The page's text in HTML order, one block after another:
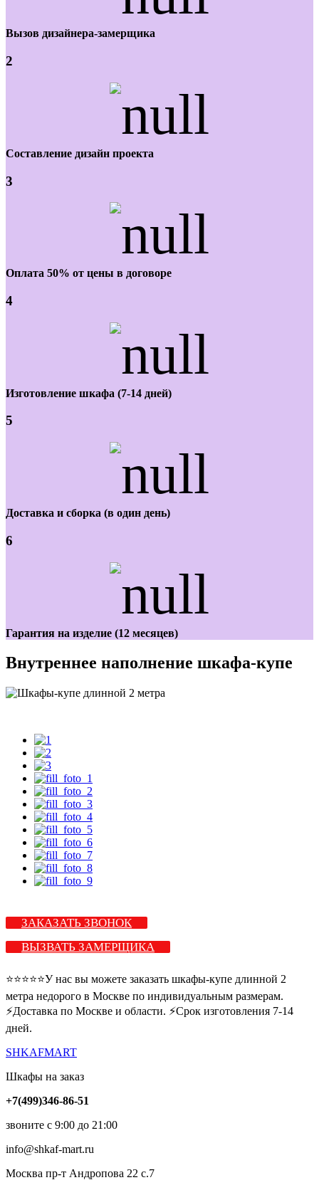
Вызов дизайнера-замерщика
2
Составление дизайн проекта
3
Оплата 50% от цены в договоре
4
Изготовление шкафа (7-14 дней)
5
Доставка и сборка (в один день)
6
Гарантия на изделие (12 месяцев)
Внутреннее наполнение шкафа-купе
ЗАКАЗАТЬ ЗВОНОК
ВЫЗВАТЬ ЗАМЕРЩИКА
⭐️⭐️⭐️⭐️⭐️У нас вы можете заказать шкафы-купе длинной 2
метра недорого в Москве по индивидуальным размерам.
⚡️Доставка по Москве и области. ⚡️Срок изготовления 7-14
дней.
SHKAFMART
Шкафы на заказ
+7(499)346-86-51
звоните с 9:00 до 21:00
info@shkaf-mart.ru
Москва пр-т Андропова 22 с.7